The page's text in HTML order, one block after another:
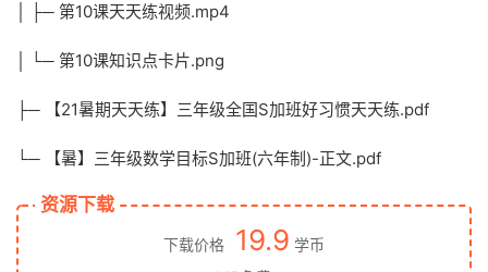
│ ├─ 第10课天天练视频.mp4
│ └─ 第10课知识点卡片.png
├─ 【21暑期天天练】三年级全国S加班好习惯天天练.pdf
└─ 【暑】三年级数学目标S加班(六年制)-正文.pdf
资源下载
下载价格 19.9 学币